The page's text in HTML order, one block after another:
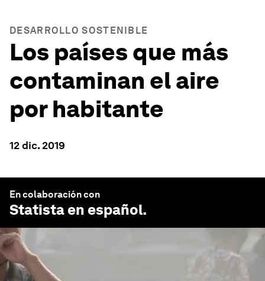
DESARROLLO SOSTENIBLE
Los países que más
contaminan el aire
por habitante
12 dic. 2019
En colaboración con
Statista en español.